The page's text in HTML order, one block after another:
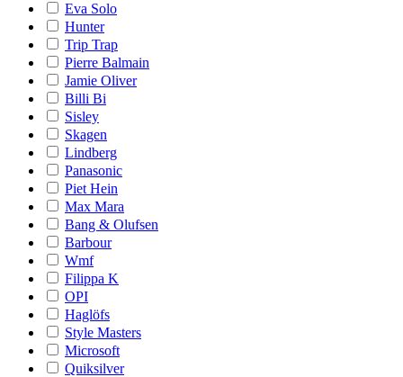
Eva Solo
Hunter
Trip Trap
Pierre Balmain
Jamie Oliver
Billi Bi
Sisley
Skagen
Lindberg
Panasonic
Piet Hein
Max Mara
Bang & Olufsen
Barbour
Wmf
Filippa K
OPI
Haglöfs
Style Masters
Microsoft
Quiksilver